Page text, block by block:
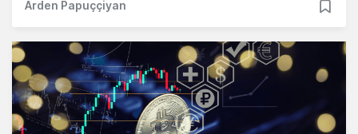
Arden Papuççiyan